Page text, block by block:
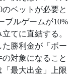
ベットが必要と
ブルゲームが10%
てに直結する。
勝利金が「ボー
対象になること
最大出金」上限